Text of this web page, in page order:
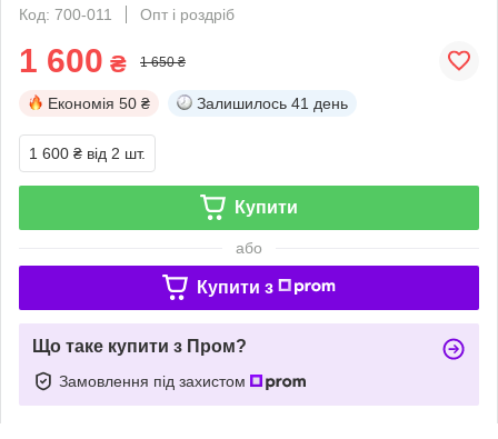
Код: 700-011
Опт і роздріб
1 600 ₴ 1 650 ₴
Економія 50 ₴ Залишилось 41 день
1 600 ₴ від 2 шт.
Купити
або
Купити з
Що таке купити з Пром?
Замовлення під захистом